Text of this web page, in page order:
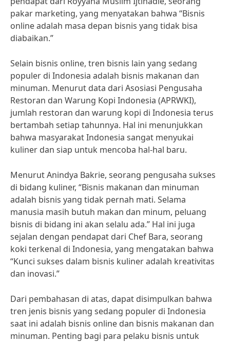
pakar marketing, yang menyatakan bahwa “Bisnis
online adalah masa depan bisnis yang tidak bisa
diabaikan.”
Selain bisnis online, tren bisnis lain yang sedang
populer di Indonesia adalah bisnis makanan dan
minuman. Menurut data dari Asosiasi Pengusaha
Restoran dan Warung Kopi Indonesia (APRWKI),
jumlah restoran dan warung kopi di Indonesia terus
bertambah setiap tahunnya. Hal ini menunjukkan
bahwa masyarakat Indonesia sangat menyukai
kuliner dan siap untuk mencoba hal-hal baru.
Menurut Anindya Bakrie, seorang pengusaha sukses
di bidang kuliner, “Bisnis makanan dan minuman
adalah bisnis yang tidak pernah mati. Selama
manusia masih butuh makan dan minum, peluang
bisnis di bidang ini akan selalu ada.” Hal ini juga
sejalan dengan pendapat dari Chef Bara, seorang
koki terkenal di Indonesia, yang mengatakan bahwa
“Kunci sukses dalam bisnis kuliner adalah kreativitas
dan inovasi.”
Dari pembahasan di atas, dapat disimpulkan bahwa
tren jenis bisnis yang sedang populer di Indonesia
saat ini adalah bisnis online dan bisnis makanan dan
minuman. Penting bagi para pelaku bisnis untuk